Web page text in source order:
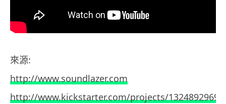
來源:
http://www.soundlazer.com
http://www.kickstarter.com/projects/1324892969/